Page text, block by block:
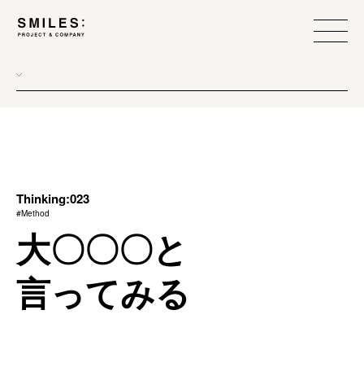
scope
process
team management
method
Thinking:023
#Method
大〇〇〇と
言ってみる